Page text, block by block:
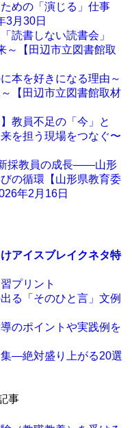
めの「演じる」仕事
3月30日
読書しない読書会」
～【田辺市立図書館取
本を好きになる理由～
【田辺市立図書館取材
教員不足の「今」と
を担う現場をつなぐ〜
採教員の成長――山形
の循環【山形県教育委
年2月16日
アイスブレイクネタ特
プリント
る「そのひと言」文例
のポイントや実践例を
―絶対盛り上がる20選
事